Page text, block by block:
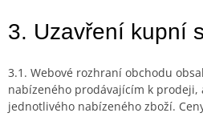
3. Uzavření kupní
3.1. Webové rozhraní obchodu
nabízeného prodávajícím k prodeji,
jednotlivého nabízeného zboží.